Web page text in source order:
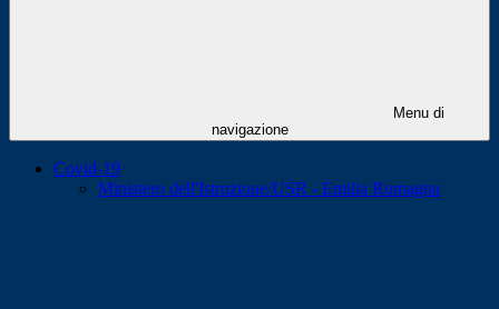
Menu di
navigazione
Covid-19
Ministero dell'Istruzione/USR - Emilia Romagna